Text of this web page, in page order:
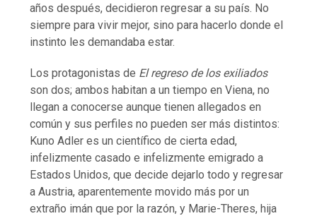
años después, decidieron regresar a su país. No
siempre para vivir mejor, sino para hacerlo donde el
instinto les demandaba estar.
Los protagonistas de El regreso de los exiliados
son dos; ambos habitan a un tiempo en Viena, no
llegan a conocerse aunque tienen allegados en
común y sus perfiles no pueden ser más distintos:
Kuno Adler es un científico de cierta edad,
infelizmente casado e infelizmente emigrado a
Estados Unidos, que decide dejarlo todo y regresar
a Austria, aparentemente movido más por un
extraño imán que por la razón, y Marie-Theres, hija